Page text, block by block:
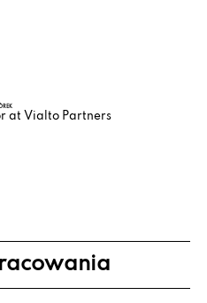
at Vialto Partners